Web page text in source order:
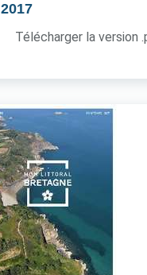
2017
Télécharger la version